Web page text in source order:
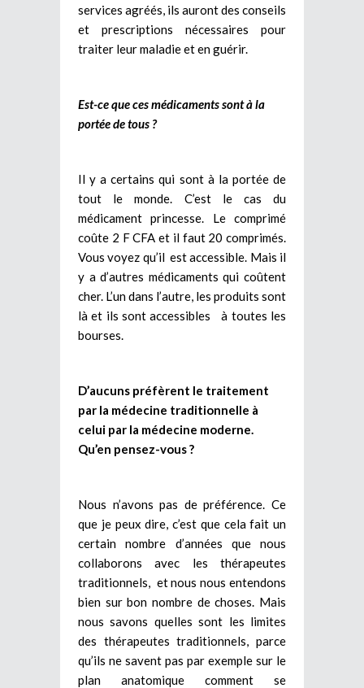
services agréés, ils auront des conseils
et prescriptions nécessaires pour
traiter leur maladie et en guérir.
Est-ce que ces médicaments sont à la
portée de tous ?
Il y a certains qui sont à la portée de
tout le monde. C’est le cas du
médicament princesse. Le comprimé
coûte 2 F CFA et il faut 20 comprimés.
Vous voyez qu’il est accessible. Mais il
y a d’autres médicaments qui coûtent
cher. L’un dans l’autre, les produits sont
là et ils sont accessibles à toutes les
bourses.
D’aucuns préfèrent le traitement
par la médecine traditionnelle à
celui par la médecine moderne.
Qu’en pensez-vous ?
Nous n’avons pas de préférence. Ce
que je peux dire, c’est que cela fait un
certain nombre d’années que nous
collaborons avec les thérapeutes
traditionnels, et nous nous entendons
bien sur bon nombre de choses. Mais
nous savons quelles sont les limites
des thérapeutes traditionnels, parce
qu’ils ne savent pas par exemple sur le
plan anatomique comment se